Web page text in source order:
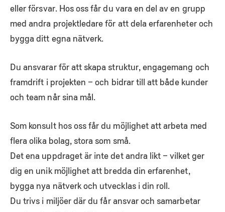
eller försvar. Hos oss får du vara en del av en grupp
med andra projektledare för att dela erfarenheter och
bygga ditt egna nätverk.
Du ansvarar för att skapa struktur, engagemang och
framdrift i projekten – och bidrar till att både kunder
och team når sina mål.
Som konsult hos oss får du möjlighet att arbeta med
flera olika bolag, stora som små.
Det ena uppdraget är inte det andra likt – vilket ger
dig en unik möjlighet att bredda din erfarenhet,
bygga nya nätverk och utvecklas i din roll.
Du trivs i miljöer där du får ansvar och samarbetar